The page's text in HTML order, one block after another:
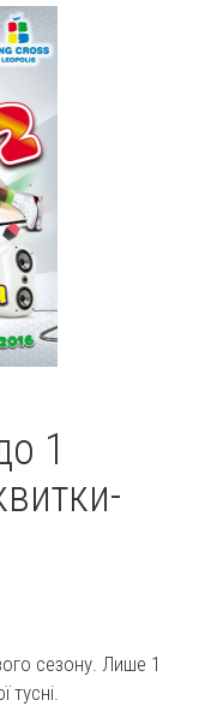
1
сезону. Лише 1
тусні.